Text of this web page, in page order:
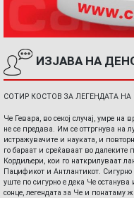
ИЗЈАВА НА
СОТИР КОСТОВ ЗА ЛЕГЕНДАТА НА
Че Гевара, во секој случај, умре на
не се предава. Им се оттргнува на
истражувачите и науката, и
го бараат и среќаваат во
Кордиљери, кои го наткрилуваат
Пацификот и Антлантикот. Сигурно
уште по сигурно е дека Че
сонце, легендата за Че и понатаму